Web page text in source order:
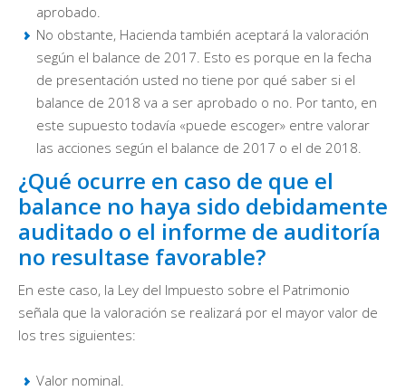
aprobado.
No obstante, Hacienda también aceptará la valoración
según el balance de 2017. Esto es porque en la fecha
de presentación usted no tiene por qué saber si el
balance de 2018 va a ser aprobado o no. Por tanto, en
este supuesto todavía «puede escoger» entre valorar
las acciones según el balance de 2017 o el de 2018.
¿Qué ocurre en caso de que el
balance no haya sido debidamente
auditado o el informe de auditoría
no resultase favorable?
En este caso, la Ley del Impuesto sobre el Patrimonio
señala que la valoración se realizará por el mayor valor de
los tres siguientes:
Valor nominal.